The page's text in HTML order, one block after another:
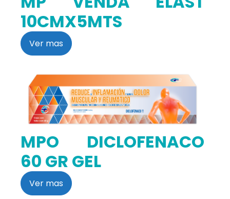
10CMX5MTS
Ver mas
MPO DICLOFENACO
60 GR GEL
Ver mas